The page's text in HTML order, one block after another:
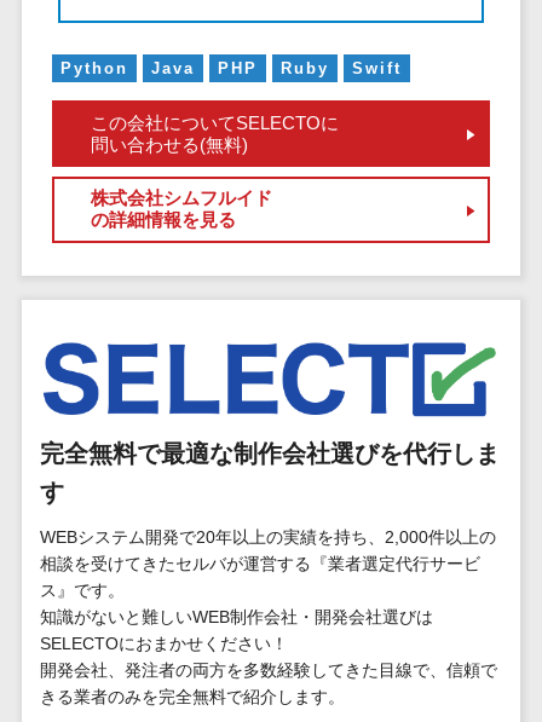
ID管理システム>
システム連携ツール（iPaaS）>
クラウド接続サービス>
キッティングサービス>
セキュリティ
標的型攻撃メール対策>
セキュリティ・脆弱性診断>
標的型攻撃メール訓練サービス>
ログ管理システム>
クラウド型セキュリティカメラ>
EFOツール
LP作成サービ
広告運用代行
Webアンケー
トシステム
テム
SNS管理ツー
ル
LINEマーケテ
MEOツール
システム
カスタマーサ
ポート
コールセンタ
Python Java PHP Ruby Swift
この会社についてSELECTOに
問い合わせる(無料)
株式会社シムフルイド
の詳細情報を見る
完全無料で最適な制作会社選びを代行しま
す
WEBシステム開発で20年以上の実績を持ち、2,000件以上の
相談を受けてきたセルバが運営する『業者選定代行サービ
ス』です。
知識がないと難しいWEB制作会社・開発会社選びは
SELECTOにおまかせください！
開発会社、発注者の両方を多数経験してきた目線で、信頼で
きる業者のみを完全無料で紹介します。